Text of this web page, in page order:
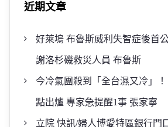
近期文章
好萊塢 布魯斯威利失智症後首
謝洛杉磯救災人員 布魯斯
今冷氣團殺到「全台濕又冷」
點出爐 專家急提醒1事 張家寧
立院 快訊/婦人博愛特區銀行門